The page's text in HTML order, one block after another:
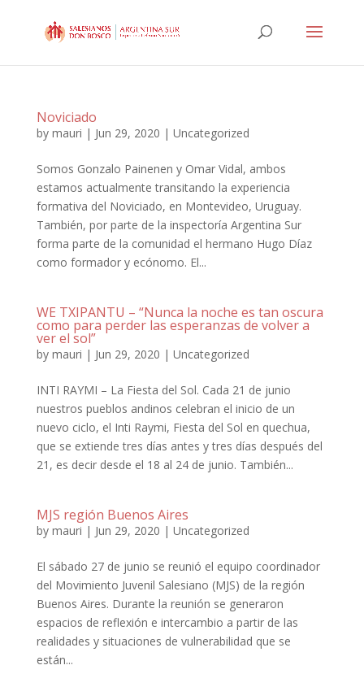
Noviciado
by mauri | Jun 29, 2020 | Uncategorized
Somos Gonzalo Painenen y Omar Vidal, ambos
estamos actualmente transitando la experiencia
formativa del Noviciado, en Montevideo, Uruguay.
También, por parte de la inspectoría Argentina Sur
forma parte de la comunidad el hermano Hugo Díaz
como formador y ecónomo. El...
WE TXIPANTU – “Nunca la noche es tan oscura
como para perder las esperanzas de volver a
ver el sol”
by mauri | Jun 29, 2020 | Uncategorized
INTI RAYMI – La Fiesta del Sol. Cada 21 de junio
nuestros pueblos andinos celebran el inicio de un
nuevo ciclo, el Inti Raymi, Fiesta del Sol en quechua,
que se extiende tres días antes y tres días después del
21, es decir desde el 18 al 24 de junio. También...
MJS región Buenos Aires
by mauri | Jun 29, 2020 | Uncategorized
El sábado 27 de junio se reunió el equipo coordinador
del Movimiento Juvenil Salesiano (MJS) de la región
Buenos Aires. Durante la reunión se generaron
espacios de reflexión e intercambio a partir de las
realidades y situaciones de vulnerabilidad que se
están...